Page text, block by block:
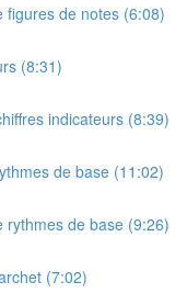
figures de notes (6:08)
(8:31)
indicateurs (8:39)
de base (11:02)
rythmes de base (9:26)
(7:02)